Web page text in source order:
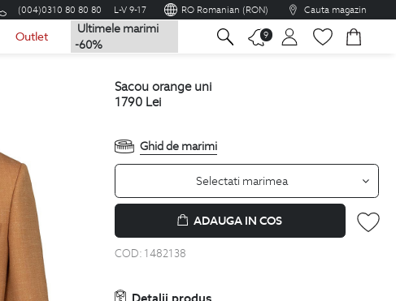
(004)0310 80 80 80 L-V 9-17 RO Romanian (RON) Cauta magazin
Outlet
Ultimele marimi
-60%
9
Romana
sacou orange uni
1790 Lei
Ghid de marimi
Selectati marimea
ADAUGA IN COS
COD: 1482138